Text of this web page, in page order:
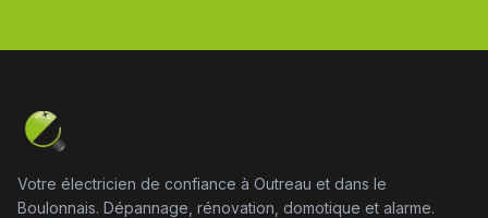
Votre électricien de confiance à Outreau et dans le
Boulonnais. Dépannage, rénovation, domotique et alarme.